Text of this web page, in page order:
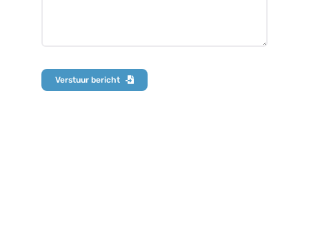
Verstuur bericht